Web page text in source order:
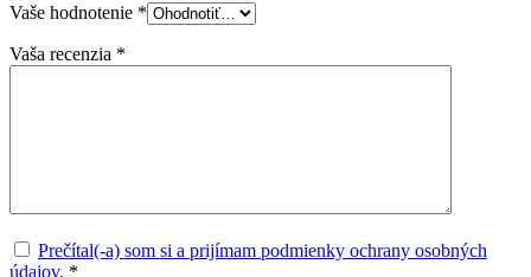
Vaše hodnotenie *
Vaša recenzia *
Prečítal(-a) som si a prijímam podmienky ochrany osobných
údajov. *